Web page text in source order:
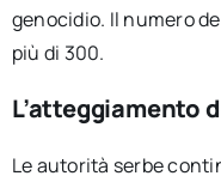
genocidio. Il numero
più di 300.
L’atteggiamento
Le autorità serbe